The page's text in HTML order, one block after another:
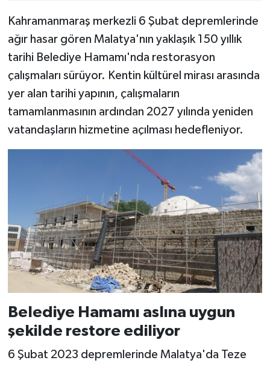
Kahramanmaraş merkezli 6 Şubat depremlerinde
ağır hasar gören Malatya'nın yaklaşık 150 yıllık
tarihi Belediye Hamamı'nda restorasyon
çalışmaları sürüyor. Kentin kültürel mirası arasında
yer alan tarihi yapının, çalışmaların
tamamlanmasının ardından 2027 yılında yeniden
vatandaşların hizmetine açılması hedefleniyor.
Belediye Hamamı aslına uygun
şekilde restore ediliyor
6 Şubat 2023 depremlerinde Malatya'da Teze